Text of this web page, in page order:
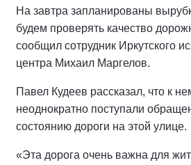
На завтра запланированы
будем проверять качество
сообщил сотрудник Иркутского
центра Михаил Маргелов.
Павел Кудеев рассказал, что к
неоднократно поступали
состоянию дороги на этой улице.
«Эта дорога очень важна для